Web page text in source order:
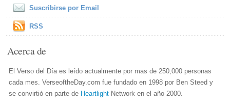
Suscribirse por Email
RSS
Acerca de
El Verso del Día es leído actualmente por mas de 250,000 personas
cada mes. VerseoftheDay.com fue fundado en 1998 por Ben Steed y
se convirtió en parte de Heartlight Network en el año 2000.